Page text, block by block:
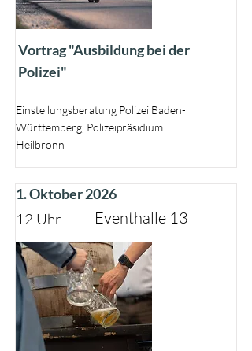
Vortrag "Ausbildung bei der
Polizei"
Einstellungsberatung Polizei Baden-
Württemberg, Polizeipräsidium
Heilbronn
1. Oktober 2026
12 Uhr Eventhalle 13